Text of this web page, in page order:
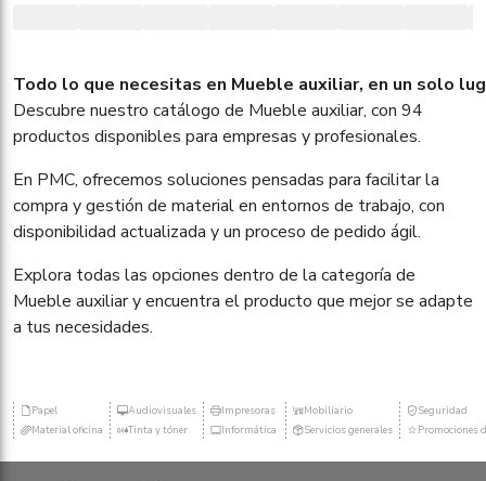
Todo lo que necesitas en Mueble auxiliar, en un solo
Descubre nuestro catálogo de Mueble auxiliar, con 94
productos disponibles para empresas y profesionales.
En PMC, ofrecemos soluciones pensadas para facilitar la
compra y gestión de material en entornos de trabajo, con
disponibilidad actualizada y un proceso de pedido ágil.
Explora todas las opciones dentro de la categoría de
Mueble auxiliar y encuentra el producto que mejor se adapte
a tus necesidades.
Papel
Material oficina
Audiovisuales
Tinta y tóner
Impresoras
Informática
Mobiliario
Servicios generales
Seguridad
Promociones